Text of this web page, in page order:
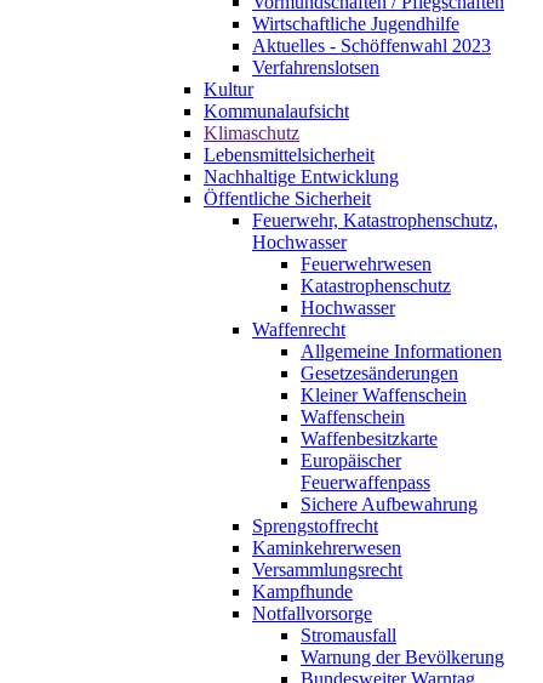
Wirtschaftliche Jugendhilfe
Aktuelles - Schöffenwahl 2023
Verfahrenslotsen
Kultur
Kommunalaufsicht
Klimaschutz
Lebensmittelsicherheit
Nachhaltige Entwicklung
Öffentliche Sicherheit
Feuerwehr, Katastrophenschutz,
Hochwasser
Feuerwehrwesen
Katastrophenschutz
Hochwasser
Waffenrecht
Allgemeine Informationen
Gesetzesänderungen
Kleiner Waffenschein
Waffenschein
Waffenbesitzkarte
Europäischer
Feuerwaffenpass
Sichere Aufbewahrung
Sprengstoffrecht
Kaminkehrerwesen
Versammlungsrecht
Kampfhunde
Notfallvorsorge
Stromausfall
Warnung der Bevölkerung
Bundesweiter Warntag